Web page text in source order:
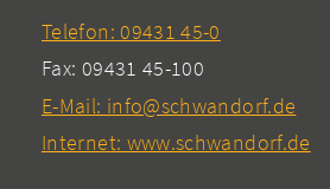
Telefon: 09431 45-0
Fax: 09431 45-100
E-Mail: info@schwandorf.de
Internet: www.schwandorf.de